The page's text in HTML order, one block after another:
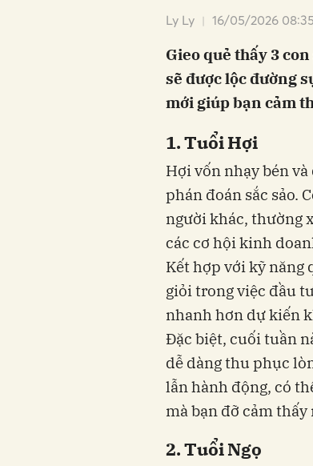
Ly Ly 16/05/2026 08:35
Gieo quẻ thấy 3
sẽ được lộc đường
mới giúp bạn cảm
1. Tuổi Hợi
Hợi vốn nhạy bén
phán đoán sắc sảo.
người khác, thường
các cơ hội kinh
Kết hợp với kỹ
giỏi trong việc đầu
nhanh hơn dự kiến
Đặc biệt, cuối tuần
dễ dàng thu phục
lẫn hành động, có
mà bạn đỡ cảm
2. Tuổi Ngọ